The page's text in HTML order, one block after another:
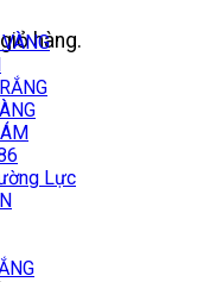
hàng.
Lực